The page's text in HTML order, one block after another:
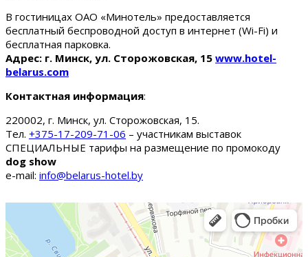
В гостиницах ОАО «Минотель» предоставляется
бесплатный беспроводной доступ в интернет (Wi-Fi) и
бесплатная парковка.
Адрес: г. Минск, ул. Сторожовская, 15 www.hotel-
belarus.com
Контактная информация:
220002, г. Минск, ул. Сторожовская, 15.
Тел. +375-17-209-71-06 – участникам выставок
СПЕЦИАЛЬНЫЕ тарифы на размещение по промокоду
dog show
e-mail: info@belarus-hotel.by